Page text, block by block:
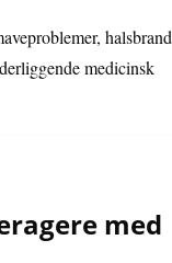
halsbrand
medicinsk
med